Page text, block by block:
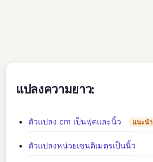
แปลงความยาว:
ตัวแปลง cm เป็นฟุตและนิ้ว แนะนำ
ตัวแปลงหน่วยเซนติเมตรเป็นนิ้ว